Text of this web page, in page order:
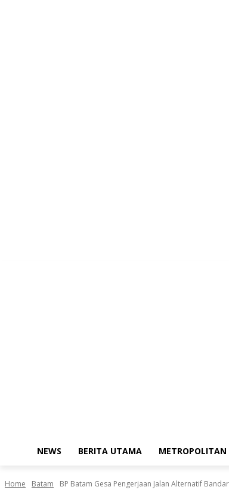
NEWS BERITA UTAMA METROPOLITAN
Home Batam BP Batam Gesa Pengerjaan Jalan Alternatif